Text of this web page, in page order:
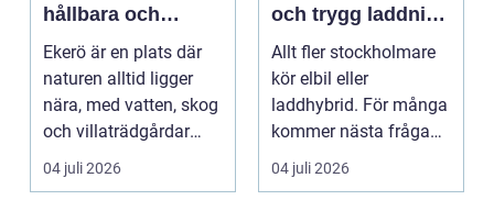
hållbara och
vackra utemiljöer
året runt
Ekerö är en plats där
naturen alltid ligger
nära, med vatten, skog
och villaträdgårdar
som ramar in ...
04 juli 2026
och trygg laddning
hemma och på
jobbet
Allt fler stockholmare
kör elbil eller
laddhybrid. För många
kommer nästa fråga
direkt: hur laddar m...
04 juli 2026